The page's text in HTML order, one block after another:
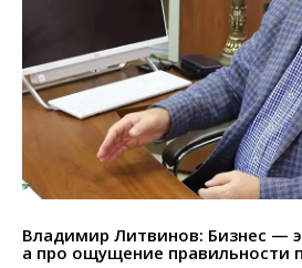
Владимир Литвинов: Бизнес —
а про ощущение правильности